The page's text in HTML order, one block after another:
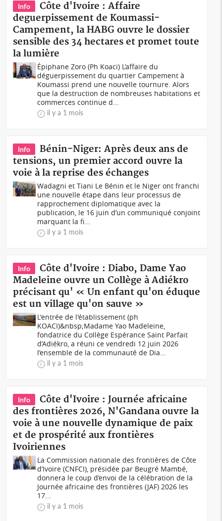
Info
Côte d'Ivoire : Affaire
deguerpissement de Koumassi-
Campement, la HABG ouvre le dossier
sensible des 34 hectares et promet toute
la lumière
Épiphane Zoro (Ph Koaci) L’affaire du
déguerpissement du quartier Campement à
Koumassi prend une nouvelle tournure. Alors
que la destruction de nombreuses habitations et
commerces continue d...
il y a 1 mois
Info
Bénin-Niger: Après deux ans de
tensions, un premier accord ouvre la
voie à la reprise des échanges
Wadagni et Tiani Le Bénin et le Niger ont franchi
une nouvelle étape dans leur processus de
rapprochement diplomatique avec la
publication, le 16 juin d’un communiqué conjoint
marquant la fi...
il y a 1 mois
Info
Côte d'Ivoire : Diabo, Dame Yao
Madeleine ouvre un Collège à Adiékro
précisant qu' « Un enfant qu'on éduque
est un village qu'on sauve »
L'entrée de l'établissement (ph
KOACI)&nbsp;Madame Yao Madeleine,
fondatrice du Collège Espérance Saint Parfait
d’Adiékro, a réuni ce vendredi 12 juin 2026
l’ensemble de la communauté de Dia...
il y a 1 mois
Info
Côte d'Ivoire : Journée africaine
des frontières 2026, N'Gandana ouvre la
voie à une nouvelle dynamique de paix
et de prospérité aux frontières
Ivoiriennes
La Commission nationale des frontières de Côte
d’Ivoire (CNFCI), présidée par Beugré Mambé,
donnera le coup d’envoi de la célébration de la
Journée africaine des frontières (JAF) 2026 les
17...
il y a 1 mois